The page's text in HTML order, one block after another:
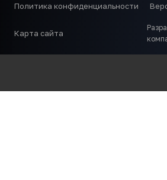
Политика конфиденциальности
Карта сайта